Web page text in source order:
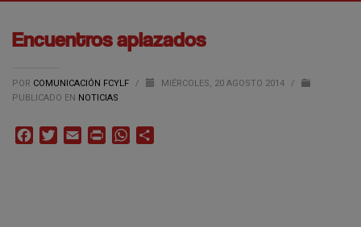
Encuentros aplazados
POR COMUNICACIÓN FCYLF / MIÉRCOLES, 20 AGOSTO 2014
/
PUBLICADO EN NOTICIAS
FacebookTwitterEmail Print WhatsApp